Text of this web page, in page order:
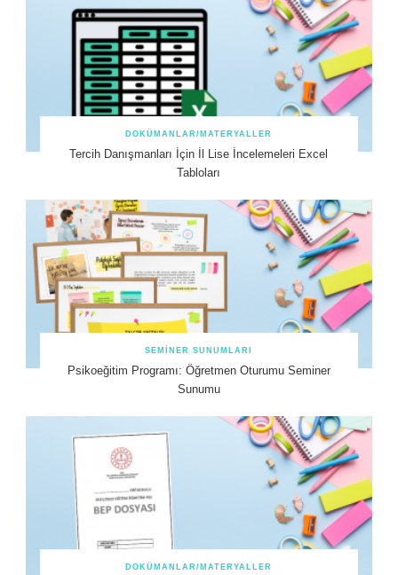
DOKÜMANLAR/MATERYALLER
Tercih Danışmanları İçin İl Lise İncelemeleri Excel
Tabloları
SEMINER SUNUMLARI
Psikoeğitim Programı: Öğretmen Oturumu Seminer
Sunumu
DOKÜMANLAR/MATERYALLER